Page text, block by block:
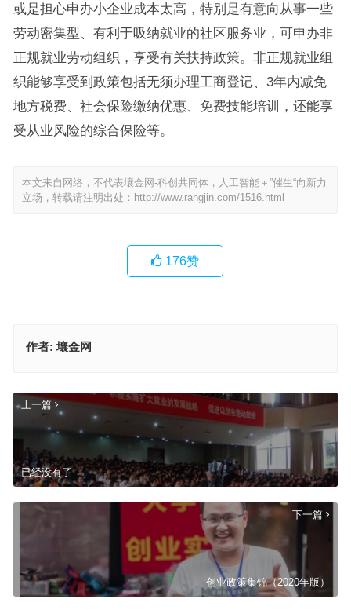
或是担心申办小企业成本太高，特别是有意向从事一些
劳动密集型、有利于吸纳就业的社区服务业，可申办非
正规就业劳动组织，享受有关扶持政策。非正规就业组
织能够享受到政策包括无须办理工商登记、3年内减免
地方税费、社会保险缴纳优惠、免费技能培训，还能享
受从业风险的综合保险等。
本文来自网络，不代表壤金网-科创共同体，人工智能＋”催生“向新力
立场，转载请注明出处： http://www.rangjin.com/1516.html
176赞
作者: 壤金网
上一篇
已经没有了
下一篇
创业政策集锦（2020年版）